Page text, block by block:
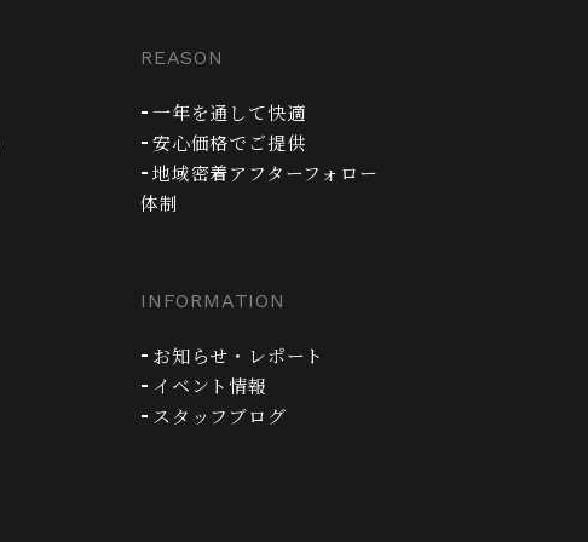
REASON
一年を通して快適
安心価格でご提供
地域密着アフターフォロー
体制
INFORMATION
お知らせ・レポート
イベント情報
スタッフブログ